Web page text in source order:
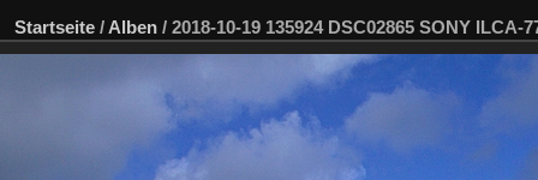
Startseite / Alben / 2018-10-19 135924 DSC02865 SONY ILCA-